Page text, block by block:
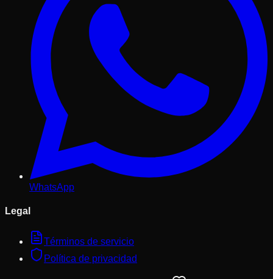
WhatsApp
Legal
Términos de servicio
Política de privacidad